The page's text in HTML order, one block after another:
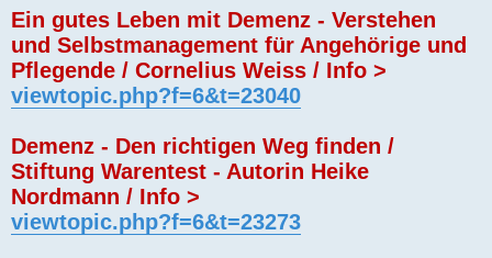
Ein gutes Leben mit Demenz - Verstehen
und Selbstmanagement für Angehörige und
Pflegende / Cornelius Weiss / Info >
viewtopic.php?f=6&t=23040
Demenz - Den richtigen Weg finden /
Stiftung Warentest - Autorin Heike
Nordmann / Info >
viewtopic.php?f=6&t=23273